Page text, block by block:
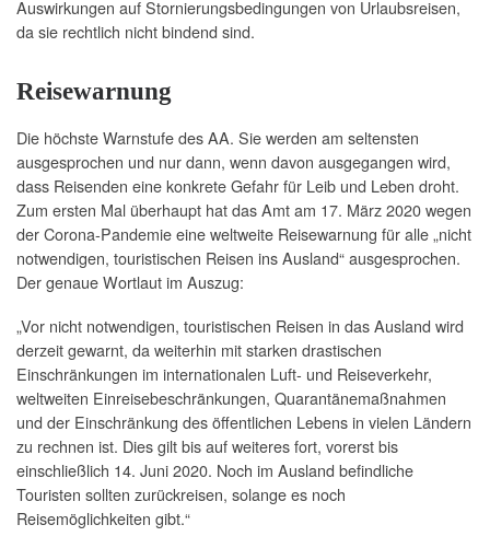
Auswirkungen auf Stornierungsbedingungen von Urlaubsreisen,
da sie rechtlich nicht bindend sind.
Reisewarnung
Die höchste Warnstufe des AA. Sie werden am seltensten
ausgesprochen und nur dann, wenn davon ausgegangen wird,
dass Reisenden eine konkrete Gefahr für Leib und Leben droht.
Zum ersten Mal überhaupt hat das Amt am 17. März 2020 wegen
der Corona-Pandemie eine weltweite Reisewarnung für alle „nicht
notwendigen, touristischen Reisen ins Ausland“ ausgesprochen.
Der genaue Wortlaut im Auszug:
„Vor nicht notwendigen, touristischen Reisen in das Ausland wird
derzeit gewarnt, da weiterhin mit starken drastischen
Einschränkungen im internationalen Luft- und Reiseverkehr,
weltweiten Einreisebeschränkungen, Quarantänemaßnahmen
und der Einschränkung des öffentlichen Lebens in vielen Ländern
zu rechnen ist. Dies gilt bis auf weiteres fort, vorerst bis
einschließlich 14. Juni 2020. Noch im Ausland befindliche
Touristen sollten zurückreisen, solange es noch
Reisemöglichkeiten gibt.“